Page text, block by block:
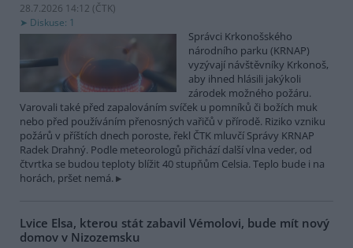
28.7.2026 14:12 (ČTK)
Diskuse: 1
Správci Krkonošského
národního parku (KRNAP)
vyzývají návštěvníky Krkonoš,
aby ihned hlásili jakýkoli
zárodek možného požáru.
Varovali také před zapalováním svíček u pomníků či božích muk
nebo před používáním přenosných vařičů v přírodě. Riziko vzniku
požárů v příštích dnech poroste, řekl ČTK mluvčí Správy KRNAP
Radek Drahný. Podle meteorologů přichází další vlna veder, od
čtvrtka se budou teploty blížit 40 stupňům Celsia. Teplo bude i na
horách, pršet nemá.
Lvice Elsa, kterou stát zabavil Vémolovi, bude mít nový
domov v Nizozemsku